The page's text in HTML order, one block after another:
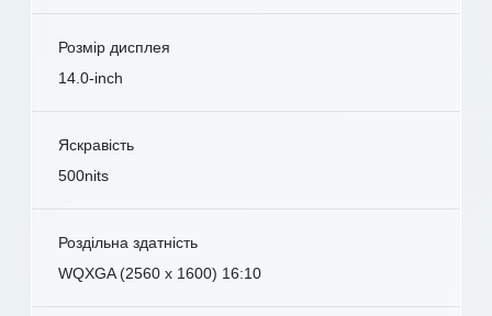
Розмір дисплея
14.0-inch
Яскравість
500nits
Роздільна здатність
WQXGA (2560 x 1600) 16:10